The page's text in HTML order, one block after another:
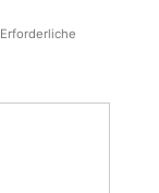
Erforderliche